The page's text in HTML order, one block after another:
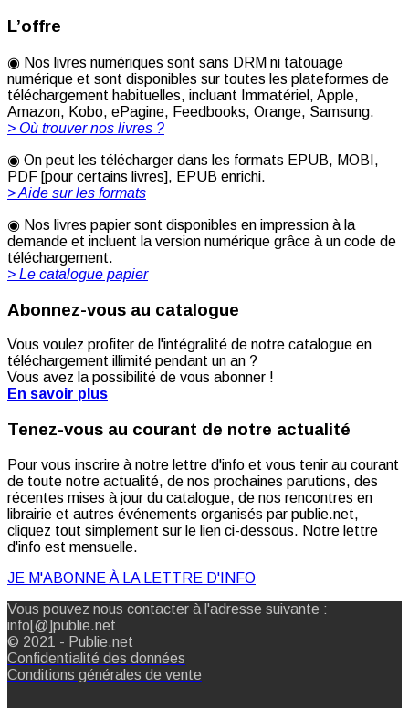
L’offre
◉ Nos livres numériques sont sans DRM ni tatouage
numérique et sont disponibles sur toutes les plateformes de
téléchargement habituelles, incluant Immatériel, Apple,
Amazon, Kobo, ePagine, Feedbooks, Orange, Samsung.
> Où trouver nos livres ?
◉ On peut les télécharger dans les formats EPUB, MOBI,
PDF [pour certains livres], EPUB enrichi.
> Aide sur les formats
◉ Nos livres papier sont disponibles en impression à la
demande et incluent la version numérique grâce à un code de
téléchargement.
> Le catalogue papier
Abonnez-vous au catalogue
Vous voulez profiter de l'intégralité de notre catalogue en
téléchargement illimité pendant un an ?
Vous avez la possibilité de vous abonner !
En savoir plus
Tenez-vous au courant de notre actualité
Pour vous inscrire à notre lettre d'info et vous tenir au courant
de toute notre actualité, de nos prochaines parutions, des
récentes mises à jour du catalogue, de nos rencontres en
librairie et autres événements organisés par publie.net,
cliquez tout simplement sur le lien ci-dessous. Notre lettre
d'info est mensuelle.
JE M'ABONNE À LA LETTRE D'INFO
Vous pouvez nous contacter à l'adresse suivante :
info[@]publie.net
© 2021 - Publie.net
Confidentialité des données
Conditions générales de vente